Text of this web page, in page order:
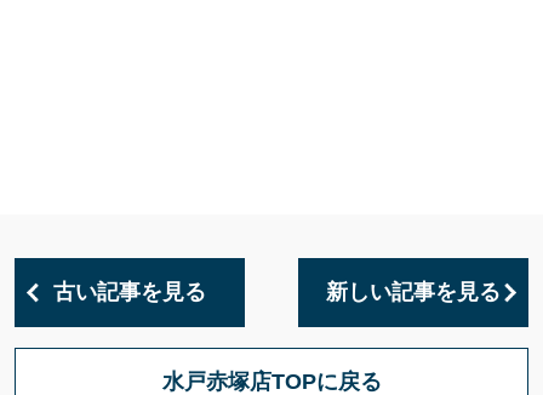
古い記事を見る 新しい記事を見る
水戸赤塚店TOPに戻る